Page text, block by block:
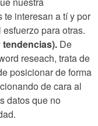
interesan a tí y por
para otras.
De
reseach, trata de
posicionar de forma
de cara al
datos que no